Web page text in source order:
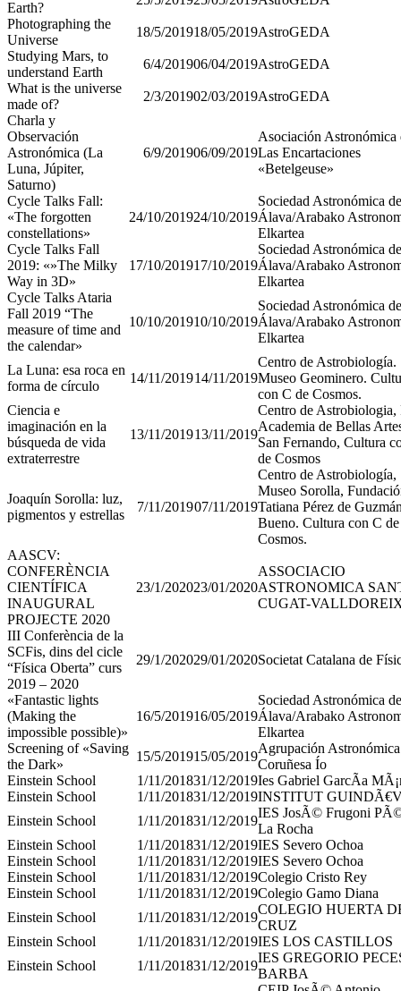
Earth?
Photographing the
Universe
18/5/201918/05/2019AstroGEDA
Studying Mars, to
understand Earth
6/4/201906/04/2019AstroGEDA
What is the universe
made of?
2/3/201902/03/2019AstroGEDA
Charla y
Observación
Astronómica (La
Luna, Júpiter,
Saturno)
6/9/201906/09/2019
Asociación Astronómica
Las Encartaciones
«Betelgeuse»
Cycle Talks Fall:
«The forgotten
constellations»
24/10/201924/10/2019
Sociedad Astronómica de
Álava/Arabako
Elkartea
Cycle Talks Fall
2019: «»The Milky
Way in 3D»
17/10/201917/10/2019
Sociedad Astronómica de
Álava/Arabako
Elkartea
Cycle Talks Ataria
Fall 2019 “The
measure of time and
the calendar»
10/10/201910/10/2019
Sociedad Astronómica de
Álava/Arabako
Elkartea
La Luna: esa roca en
forma de círculo
14/11/201914/11/2019
Centro de Astrobiología.
Museo Geominero.
con C de Cosmos.
Ciencia e
imaginación en la
búsqueda de vida
extraterrestre
13/11/201913/11/2019
Centro de Astrobiologia,
Academia de Bellas
San Fernando, Cultura
de Cosmos
Joaquín Sorolla: luz,
pigmentos y estrellas
7/11/201907/11/2019
Centro de Astrobiología,
Museo Sorolla,
Tatiana Pérez de
Bueno. Cultura con C de
Cosmos.
AASCV:
CONFERÈNCIA
CIENTÍFICA
INAUGURAL
PROJECTE 2020
23/1/202023/01/2020
ASSOCIACIO
ASTRONOMICA
CUGAT-
III Conferència de la
SCFis, dins del cicle
“Física Oberta” curs
2019 – 2020
29/1/202029/01/2020Societat Catalana de
«Fantastic lights
(Making the
impossible possible)»
16/5/201916/05/2019
Sociedad Astronómica de
Álava/Arabako
Elkartea
Screening of «Saving
the Dark»
15/5/201915/05/2019
Agrupación Astronómica
Coruñesa Ío
Einstein School
1/11/201831/12/2019Ies Gabriel GarcÃ­a
Einstein School
1/11/201831/12/2019INSTITUT
Einstein School
1/11/201831/12/2019
IES JosÃ© Frugoni
La Rocha
Einstein School
1/11/201831/12/2019IES Severo Ochoa
Einstein School
1/11/201831/12/2019IES Severo Ochoa
Einstein School
1/11/201831/12/2019Colegio Cristo Rey
Einstein School
1/11/201831/12/2019Colegio Gamo Diana
Einstein School
1/11/201831/12/2019
COLEGIO HUERTA
CRUZ
Einstein School
1/11/201831/12/2019IES LOS CASTILLOS
Einstein School
1/11/201831/12/2019
IES GREGORIO
BARBA